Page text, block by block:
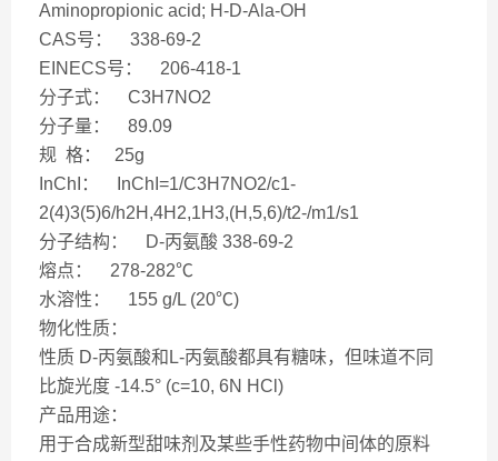
Aminopropionic acid; H-D-Ala-OH
CAS号： 338-69-2
EINECS号： 206-418-1
分子式： C3H7NO2
分子量： 89.09
规 格： 25g
InChI： InChI=1/C3H7NO2/c1-
2(4)3(5)6/h2H,4H2,1H3,(H,5,6)/t2-/m1/s1
分子结构： D-丙氨酸 338-69-2
熔点： 278-282℃
水溶性： 155 g/L (20℃)
物化性质：
性质 D-丙氨酸和L-丙氨酸都具有糖味，但味道不同
比旋光度 -14.5° (c=10, 6N HCl)
产品用途：
用于合成新型甜味剂及某些手性药物中间体的原料